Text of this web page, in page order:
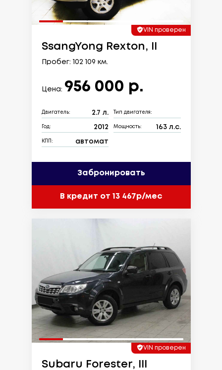
VIN проверен
SsangYong Rexton, II
Пробег: 102 109 км.
Цена: 956 000 р.
Двигатель: 2.7 л. Тип двигателя:
Год: 2012 Мощность: 163 л.с.
КПП: автомат
Забронировать
В кредит от 13 467р/мес
VIN проверен
Subaru Forester, III